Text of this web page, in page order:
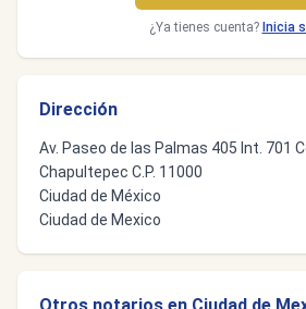
¿Ya tienes cuenta? Inicia
Dirección
Av. Paseo de las Palmas 405 Int. 701
Chapultepec C.P. 11000
Ciudad de México
Ciudad de Mexico